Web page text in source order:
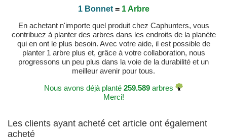
1 Bonnet= 1 Arbre
En achetant n'importe quel produit chez Caphunters, vous
contribuez à planter des arbres dans les endroits de la planète
qui en ont le plus besoin. Avec votre aide, il est possible de
planter 1 arbre plus et, grâce à votre collaboration, nous
progressons un peu plus dans la voie de la durabilité et un
meilleur avenir pour tous.
Nous avons déjà planté 259.589 arbres
Merci!
Les clients ayant acheté cet article ont également
acheté